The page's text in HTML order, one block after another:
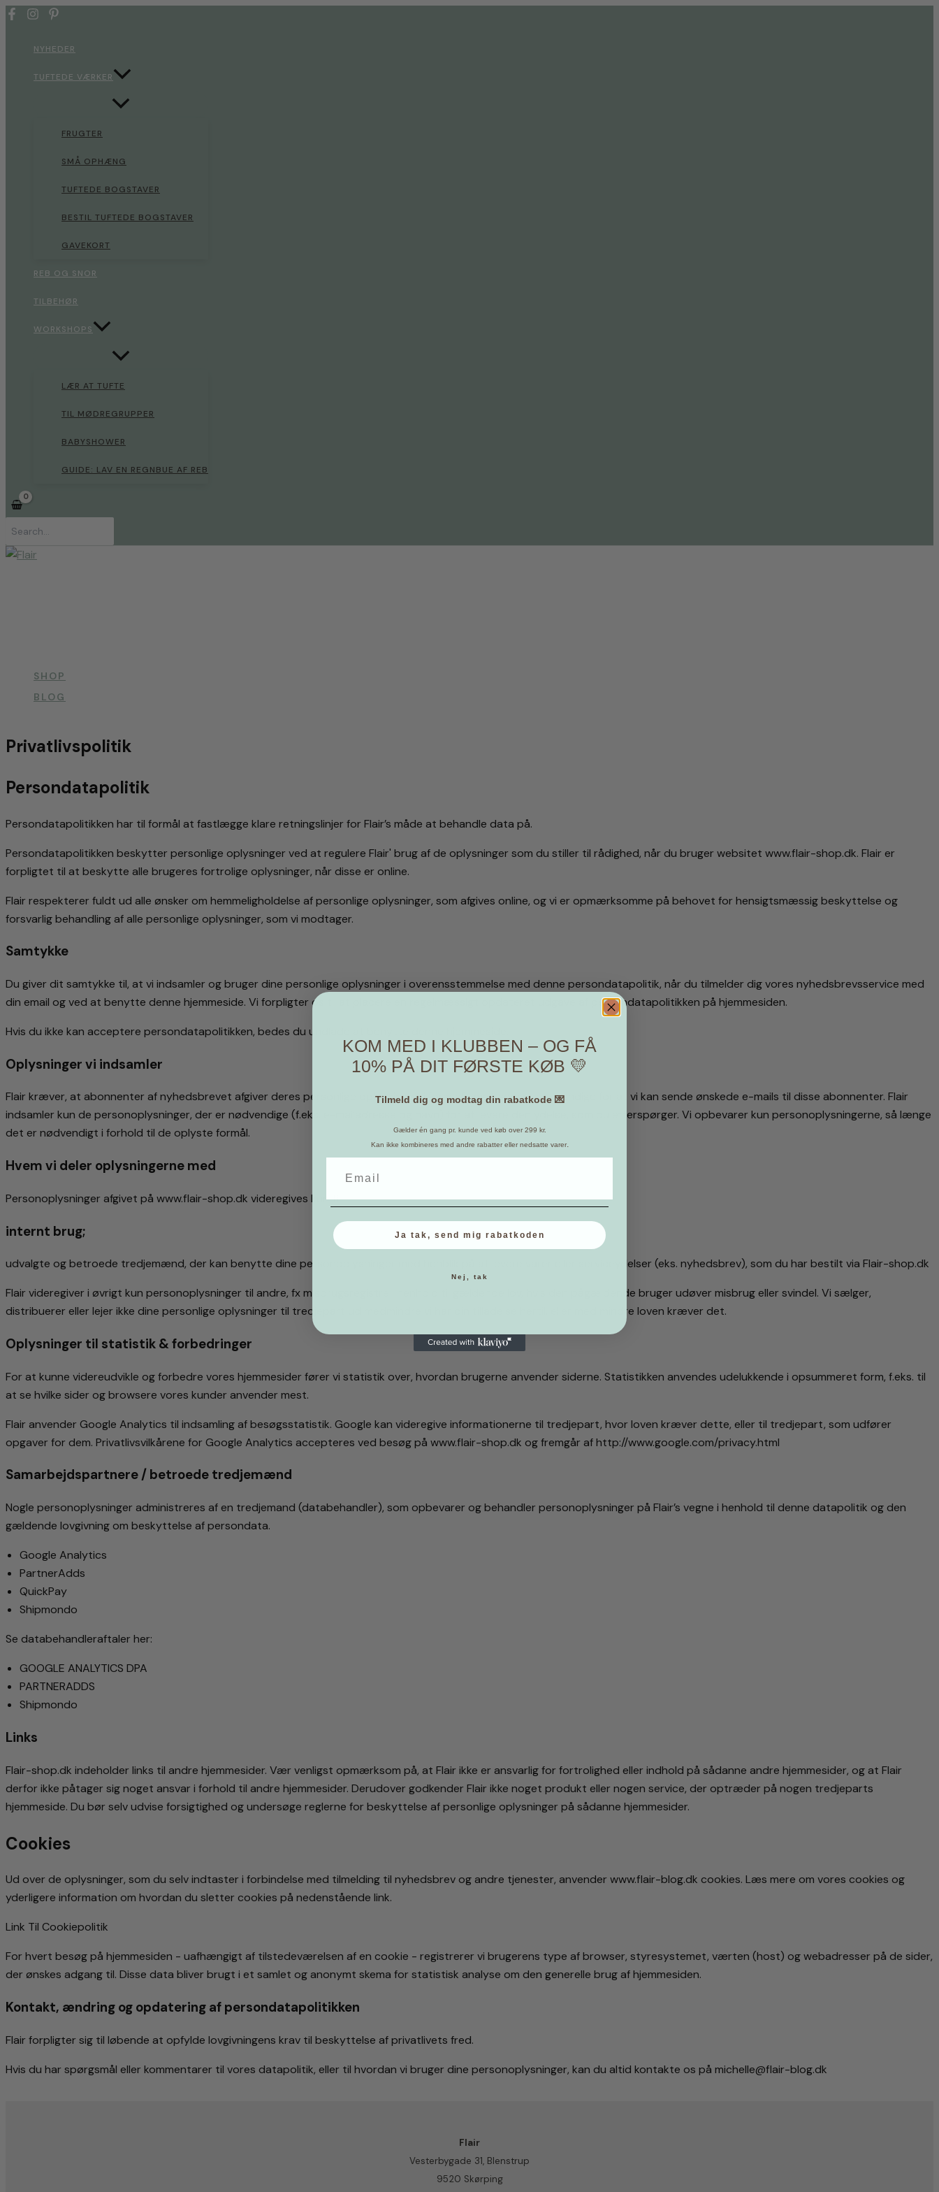
Gå
indholdetNYHEDER
TUFTEDE VÆRKER
FRUGTER
SMÅ OPHÆNG
TUFTEDE BOGSTAVER
BESTIL TUFTEDE BOGSTAVER
GAVEKORT
REB OG SNOR
TILBEHØR
WORKSHOPS
LÆR AT TUFTE
TIL MØDREGRUPPER
BABYSHOWER
GUIDE: LAV EN REGNBUE AF REB
efter:
SHOP
BLOG
Privatlivspolitik
Persondatapolitik
Persondatapolitikken har til formål at fastlægge klare retningslinjer for Flair’s måde at behandle data på.
Persondatapolitikken beskytter personlige oplysninger ved at regulere Flair' brug af de oplysninger som du stiller til rådighed, når du bruger websitet www.flair-shop.dk. Flair er
forpligtet til at beskytte alle brugeres fortrolige oplysninger, når disse er online.
Flair respekterer fuldt ud alle ønsker om hemmeligholdelse af personlige oplysninger, som afgives online, og vi er opmærksomme på behovet for hensigtsmæssig beskyttelse og
forsvarlig behandling af alle personlige oplysninger, som vi modtager.
Samtykke
Du giver dit samtykke til, at vi indsamler og bruger dine personlige oplysninger i overensstemmelse med denne persondatapolitik, når du tilmelder dig vores nyhedsbrevsservice med
din email og ved at benytte denne hjemmeside. Vi forpligter os til at placere en regelmæssigt opdateret udgave af persondatapolitikken på hjemmesiden.
Hvis du ikke kan acceptere persondatapolitikken, bedes du undlade at benytte denne hjemmeside.
Oplysninger vi indsamler
Flair kræver, at abonnenter af nyhedsbrevet afgiver deres personlige oplysninger, i form af email, som er nødvendige for at vi kan sende ønskede e-mails til disse abonnenter. Flair
indsamler kun de personoplysninger, der er nødvendige (f.eks. e-mailadresse og navn) for at levere den ydelse, som du efterspørger. Vi opbevarer kun personoplysningerne, så længe
det er nødvendigt i forhold til de oplyste formål.
Hvem vi deler oplysningerne med
Personoplysninger afgivet på www.flair-shop.dk videregives kun til:
internt brug;
udvalgte og betroede tredjemænd, der kan benytte dine personoplysninger med henblik på at levere varer eller serviceydelser (eks. nyhedsbrev), som du har bestilt via Flair-shop.dk
Flair videregiver i øvrigt kun personoplysninger til andre, fx misbrugsregistre i henhold til gældende lov, hvis den pågældende bruger udøver misbrug eller svindel. Vi sælger,
distribuerer eller lejer ikke dine personlige oplysninger til tredjepart ud medmindre vi har din tilladelse hertil, eller med mindre loven kræver det.
Oplysninger til statistik & forbedringer
For at kunne videreudvikle og forbedre vores hjemmesider fører vi statistik over, hvordan brugerne anvender siderne. Statistikken anvendes udelukkende i opsummeret form, f.eks. til
at se hvilke sider og browsere vores kunder anvender mest.
Flair anvender Google Analytics til indsamling af besøgsstatistik. Google kan videregive informationerne til tredjepart, hvor loven kræver dette, eller til tredjepart, som udfører
opgaver for dem. Privatlivsvilkårene for Google Analytics accepteres ved besøg på www.flair-shop.dk og fremgår af http://www.google.com/privacy.html
Samarbejdspartnere / betroede tredjemænd
Nogle personoplysninger administreres af en tredjemand (databehandler), som opbevarer og behandler personoplysninger på Flair’s vegne i henhold til denne datapolitik og den
gældende lovgivning om beskyttelse af persondata.
Google Analytics
PartnerAdds
QuickPay
Shipmondo
Se databehandleraftaler her:
GOOGLE ANALYTICS DPA
PARTNERADDS
Shipmondo
Links
Flair-shop.dk indeholder links til andre hjemmesider. Vær venligst opmærksom på, at Flair ikke er ansvarlig for fortrolighed eller indhold på sådanne andre hjemmesider, og at Flair
derfor ikke påtager sig noget ansvar i forhold til andre hjemmesider. Derudover godkender Flair ikke noget produkt eller nogen service, der optræder på nogen tredjeparts
hjemmeside. Du bør selv udvise forsigtighed og undersøge reglerne for beskyttelse af personlige oplysninger på sådanne hjemmesider.
Cookies
Ud over de oplysninger, som du selv indtaster i forbindelse med tilmelding til nyhedsbrev og andre tjenester, anvender www.flair-blog.dk cookies. Læs mere om vores cookies og
yderligere information om hvordan du sletter cookies på nedenstående link.
Link Til Cookiepolitik
For hvert besøg på hjemmesiden - uafhængigt af tilstedeværelsen af en cookie - registrerer vi brugerens type af browser, styresystemet, værten (host) og webadresser på de sider,
der ønskes adgang til. Disse data bliver brugt i et samlet og anonymt skema for statistisk analyse om den generelle brug af hjemmesiden.
Kontakt, ændring og opdatering af persondatapolitikken
Flair forpligter sig til løbende at opfylde lovgivningens krav til beskyttelse af privatlivets fred.
Hvis du har spørgsmål eller kommentarer til vores datapolitik, eller til hvordan vi bruger dine personoplysninger, kan du altid kontakte os på michelle@flair-blog.dk
Flair
Vesterbygade 31, Blenstrup
9520 Skørping
KOM MED I KLUBBEN – OG FÅ
10% PÅ DIT FØRSTE KØB 💛
Tilmeld dig og modtag din rabatkode 💌
Gælder én gang pr. kunde ved køb over 299 kr.
Kan ikke kombineres med andre rabatter eller nedsatte varer.
Ja tak, send mig rabatkoden
Nej, tak